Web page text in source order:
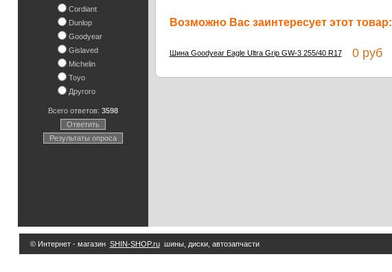
Cordiant
Dunlop
Goodyear
Gislaved
Michelin
Toyo
Другого
Всего ответов: 3598
Ответить
Результаты опроса
Возможно Вас заинтересует этот товар:
Шина Goodyear Eagle Ultra Grip GW-3 255/40 R170 руб
© Интернет - магазин SHIN-SHOP.ruшины, диски, автозапчасти